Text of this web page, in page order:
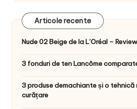
Articole recente
Nude 02 Beige de la L’Oréal –
3 fonduri de ten Lancôme
3 produse demachiante și o tehnică
curățare